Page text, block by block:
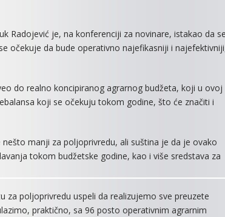
Radojević je, na konferenciji za novinare, istakao da
očekuje da bude operativno najefikasniji i
do realno koncipiranog agrarnog budžeta, koji u ovoj
koji se očekuju tokom godine, što će značiti i
manji za poljoprivredu, ali suština je da je ovako
tokom budžetske godine, kao i više sredstava za
poljoprivredu uspeli da realizujemo sve preuzete
praktično, sa 96 posto operativnim agrarnim